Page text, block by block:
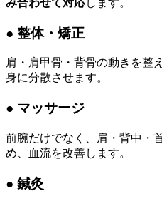
み合わせて対応します。
● 整体・矯正
肩・肩甲骨・背骨の動きを整
身に分散させます。
● マッサージ
前腕だけでなく、肩・背中・
め、血流を改善します。
● 鍼灸